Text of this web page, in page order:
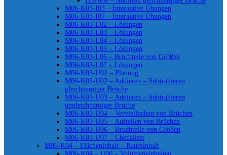
M06-K03-I03 – Interaktive Übungen
M06-K03-I07 – Interaktive Übungen
M06-K03-L02 – Lösungen
M06-K03-L03 – Lösungen
M06-K03-L04 – Lösungen
M06-K03-L05 – Lösungen
M06-K03-L06 – Bruchteile von Größen
M06-K03-L07 – Lösungen
M06-K03-U01 – Planung
M06-K03-U02 – Addieren – Subtrahieren
gleichnamiger Brüche
M06-K03-U03 – Addieren – Subtrahieren
ungleichnamiger Brüche
M06-K03-U04 – Vervielfachen von Brüchen
M06-K03-U05 – Aufteilen von Brüchen
M06-K03-U06 – Bruchteile von Größen
M06-K03-U07 – Checkliste
M06-K04 – Flächeninhalt – Rauminhalt